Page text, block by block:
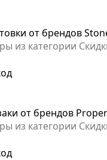
от брендов
из категории
от брендов
из категории